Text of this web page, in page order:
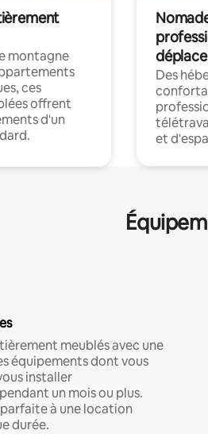
montagne
ces
offrent
d'un
Des
et
meublés avec une
équipements dont vous
installer
un mois ou plus.
à une location
durée.